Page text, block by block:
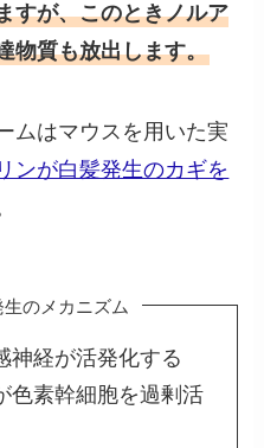
すが、このときノルア
物質も放出します。
ムはマウスを用いた実
ンが白髪発生のカギを
のメカニズム
神経が活発化する
色素幹細胞を過剰活